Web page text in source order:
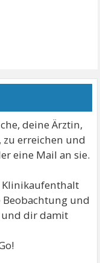
deine Ärztin,
erreichen und
eine Mail an sie.
Klinikaufenthalt
und
und dir damit